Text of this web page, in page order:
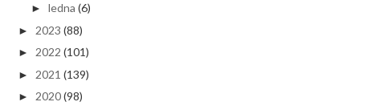
►ledna (6)
► 2023 (88)
► 2022 (101)
► 2021 (139)
► 2020 (98)